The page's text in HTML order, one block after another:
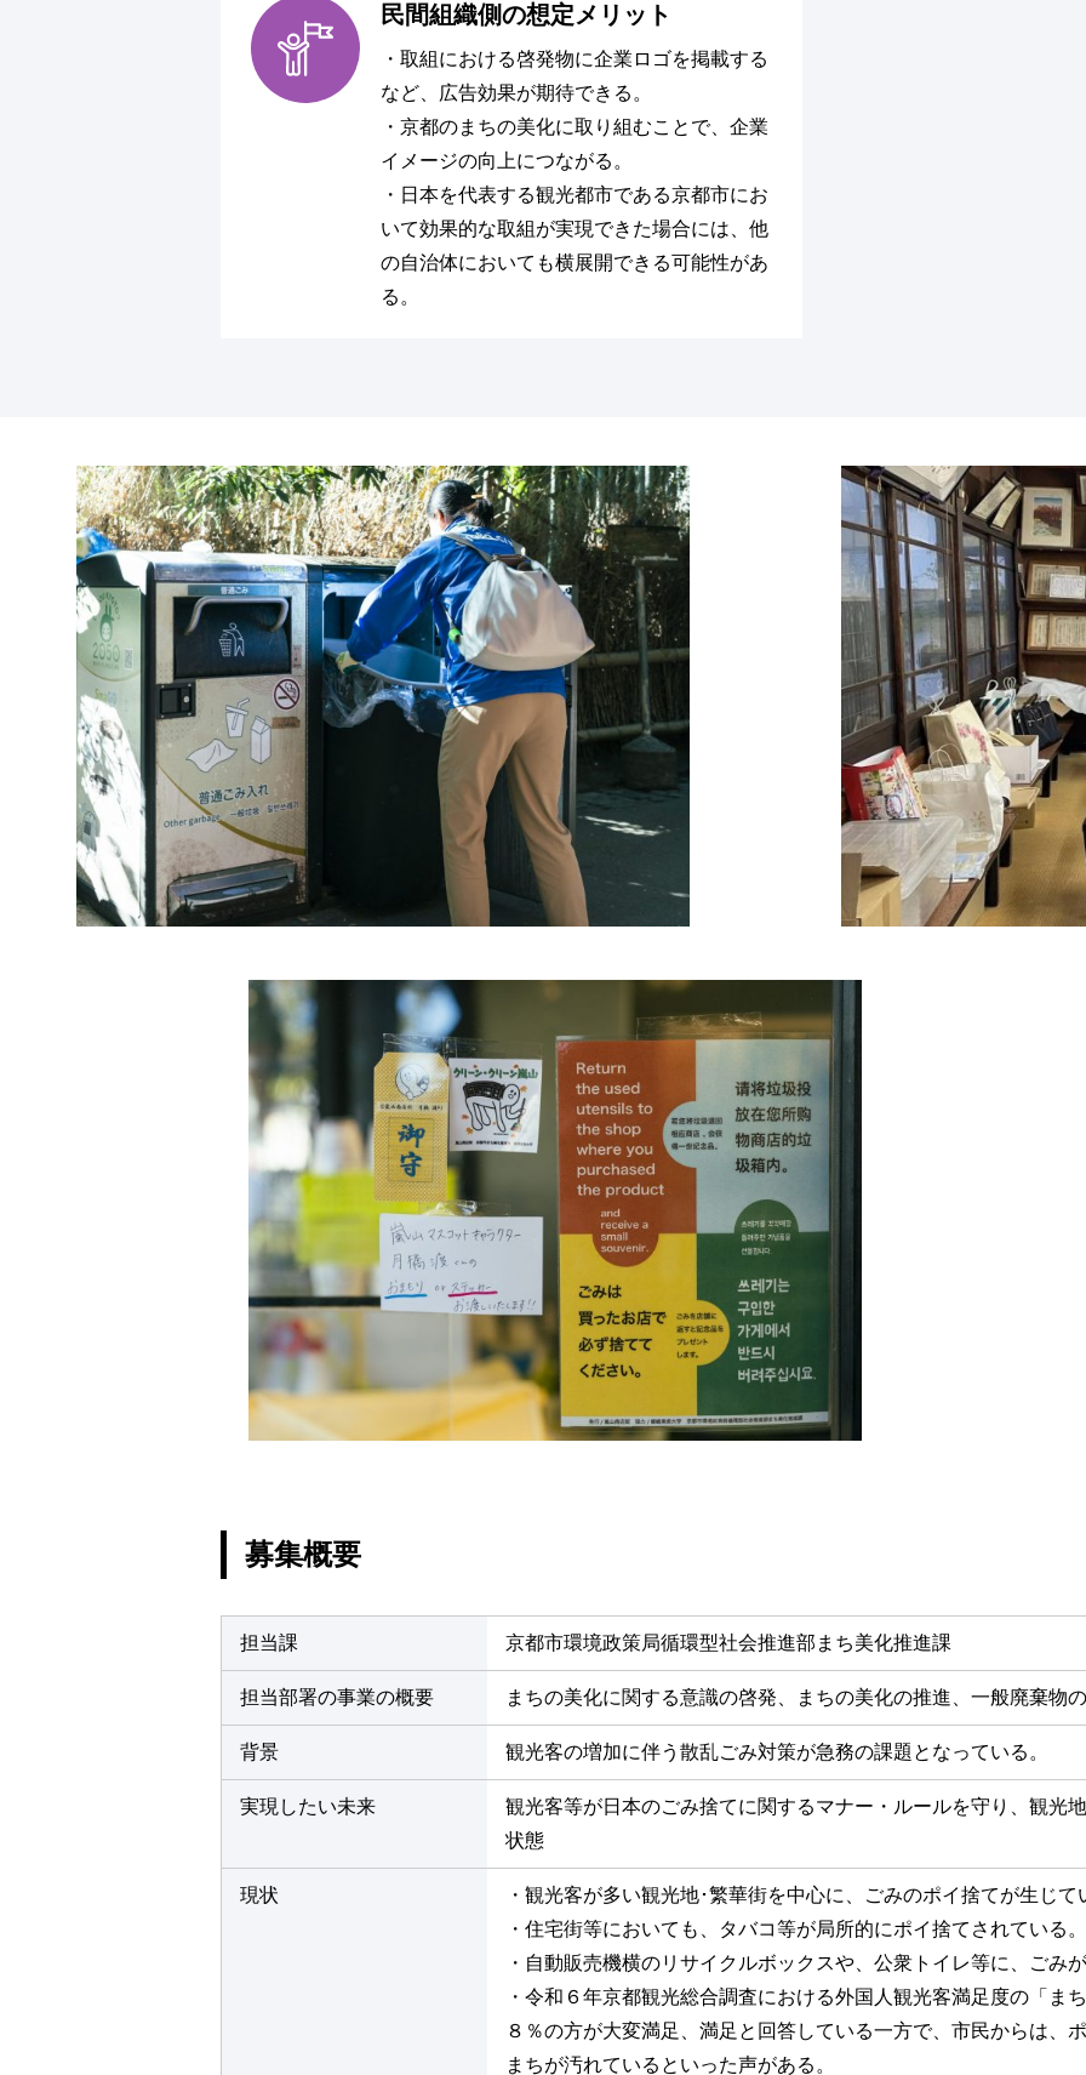
民間組織側の想定メリット
・取組における啓発物に企業ロゴを掲載する
など、広告効果が期待できる。
・京都のまちの美化に取り組むことで、企業
イメージの向上につながる。
・日本を代表する観光都市である京都市にお
いて効果的な取組が実現できた場合には、他
の自治体においても横展開できる可能性があ
る。
募集概要
担当課 京都市環境政策局循環型社会推進部まち美化推進課
担当部署の事業の概要 まちの美化に関する意識の啓発、まちの美化の推進、一般廃棄物
背景 観光客の増加に伴う散乱ごみ対策が急務の課題となっている。
実現したい未来
観光客等が日本のごみ捨てに関するマナー・ルールを守り、観光
状態
現状
・観光客が多い観光地･繁華街を中心に、ごみのポイ捨てが生じて
・住宅街等においても、タバコ等が局所的にポイ捨てされている。
・自動販売機横のリサイクルボックスや、公衆トイレ等に、ごみ
・令和６年京都観光総合調査における外国人観光客満足度の「ま
８％の方が大変満足、満足と回答している一方で、市民からは、
まちが汚れているといった声がある。